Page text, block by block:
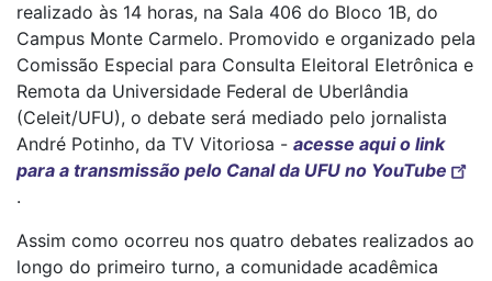
realizado às 14 horas, na Sala 406 do Bloco 1B, do
Campus Monte Carmelo. Promovido e organizado pela
Comissão Especial para Consulta Eleitoral Eletrônica e
Remota da Universidade Federal de Uberlândia
(Celeit/UFU), o debate será mediado pelo jornalista
André Potinho, da TV Vitoriosa - acesse aqui o link
para a transmissão pelo Canal da UFU no YouTube
.
Assim como ocorreu nos quatro debates realizados ao
longo do primeiro turno, a comunidade acadêmica